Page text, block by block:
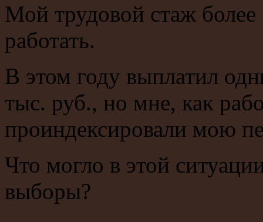
Мой трудовой стаж
работать.
В этом году выплатил
тыс. руб., но мне, как
проиндексировали мою
Что могло в этой
выборы?